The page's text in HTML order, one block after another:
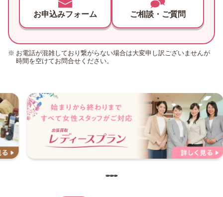
お申込みフォーム ご相談・ご質問
お電話が混雑しており繋がらない場合は大変申し訳ございませんが
時間を空けてお問合せください。